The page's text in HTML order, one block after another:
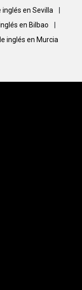
inglés en Sevilla
en Bilbao
inglés en Murcia